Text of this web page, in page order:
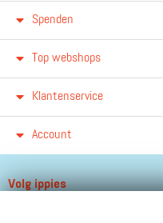
Spenden
Top webshops
Klantenservice
Account
Volg ippies